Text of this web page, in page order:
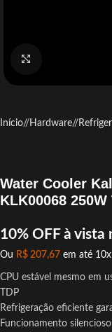
Início/ Hardware/
Water Cooler
KLK00068 250W
10% OFF à vista
Ou R$ 207,67 em até
CPU estável mesmo em
TDP
Refrigeração eficiente
Funcionamento